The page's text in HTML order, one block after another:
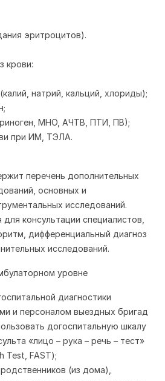
эритроцитов).
крови:
натрий, кальций, хлориды);
МНО, АЧТВ, ПТИ, ПВ);
при ИМ, ТЭЛА.
перечень дополнительных
основных и
исследований.
консультации специалистов,
дифференциальный диагноз
исследований.
уровне
диагностики
и персоналом выездных бригад
догоспитальную шкалу
«лицо – рука – речь – тест»
Test, FAST);
(из дома),